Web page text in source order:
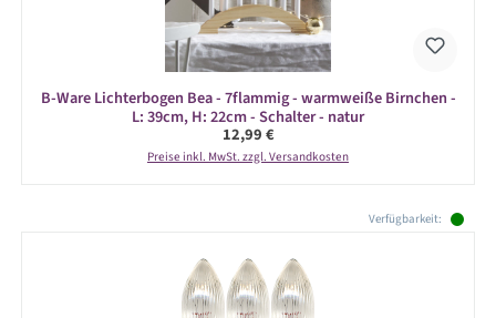
B-Ware Lichterbogen Bea - 7flammig - warmweiße Birnchen -
L: 39cm, H: 22cm - Schalter - natur
Regulärer Preis:
12,99 €
Preise inkl. MwSt. zzgl. Versandkosten
Verfügbarkeit: